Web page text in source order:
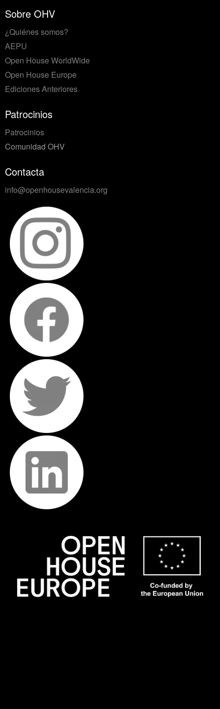
Sobre OHV
¿Quiénes somos?
AEPU
Open House WorldWide
Open House Europe
Ediciones Anteriores
Patrocinios
Patrocinios
Comunidad OHV
Contacta
info@openhousevalencia.org